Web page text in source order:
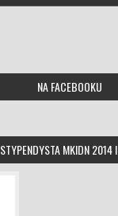
NA FACEBOOKU
STYPENDYSTA MKIDN 2014